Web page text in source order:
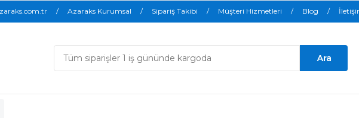
Azaraks Kurumsal Sipariş Takibi Müşteri Hizmetleri Blog